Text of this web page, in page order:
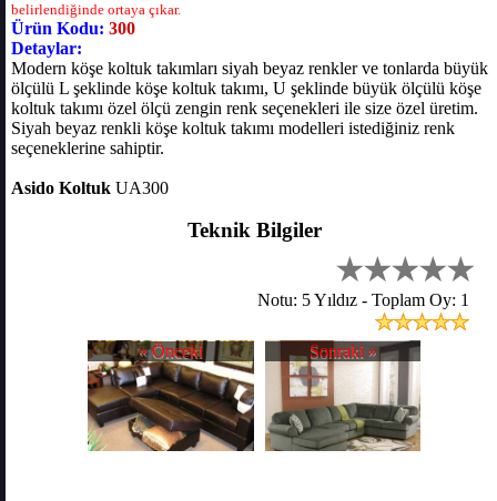
belirlendiğinde ortaya çıkar.
Ürün Kodu: 300
Detaylar:
Modern köşe koltuk takımları siyah beyaz renkler ve tonlarda büyük
ölçülü L şeklinde köşe koltuk takımı, U şeklinde büyük ölçülü köşe
koltuk takımı özel ölçü zengin renk seçenekleri ile size özel üretim.
Siyah beyaz renkli köşe koltuk takımı modelleri istediğiniz renk
seçeneklerine sahiptir.
Asido Koltuk UA300
Teknik Bilgiler
Notu: 5 Yıldız - Toplam Oy: 1
Sonraki »
« Önceki